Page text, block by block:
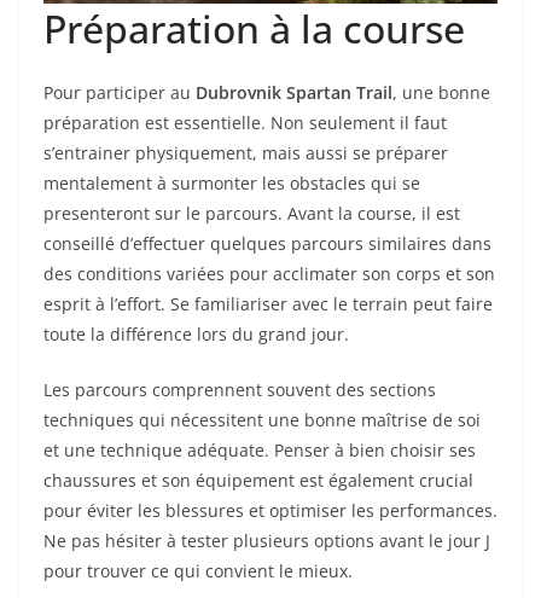
Préparation à la course
Pour participer au Dubrovnik Spartan Trail, une bonne
préparation est essentielle. Non seulement il faut
s’entrainer physiquement, mais aussi se préparer
mentalement à surmonter les obstacles qui se
presenteront sur le parcours. Avant la course, il est
conseillé d’effectuer quelques parcours similaires dans
des conditions variées pour acclimater son corps et son
esprit à l’effort. Se familiariser avec le terrain peut faire
toute la différence lors du grand jour.
Les parcours comprennent souvent des sections
techniques qui nécessitent une bonne maîtrise de soi
et une technique adéquate. Penser à bien choisir ses
chaussures et son équipement est également crucial
pour éviter les blessures et optimiser les performances.
Ne pas hésiter à tester plusieurs options avant le jour J
pour trouver ce qui convient le mieux.